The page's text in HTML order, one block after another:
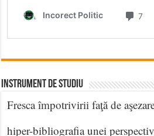
INSTRUMENT DE STUDIU
Fresca împotrivirii faţă de
hiper-bibliografia unei